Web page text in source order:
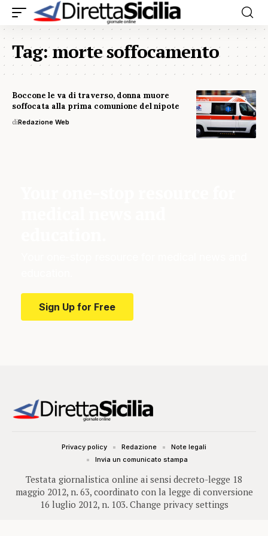
Tag:morte soffocamento
Boccone le va di traverso, donna muore
soffocata alla prima comunione del nipote
diRedazione Web
Sign Up for Free
Testata giornalistica online ai sensi decreto-legge 18
maggio 2012, n. 63, coordinato con la legge di conversione
16 luglio 2012, n. 103. Change privacy settings
Privacy policy Redazione
Note legali
Invia un comunicato stampa